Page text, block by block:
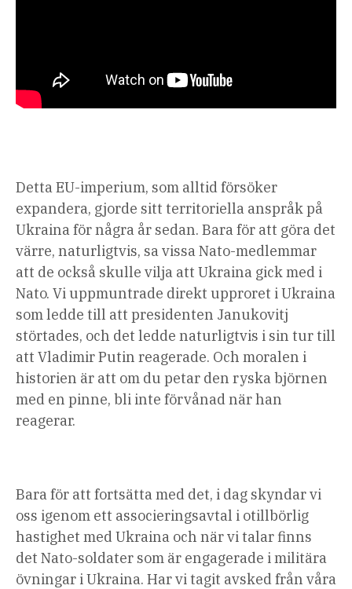
Detta EU-imperium, som alltid försöker
expandera, gjorde sitt territoriella anspråk på
Ukraina för några år sedan. Bara för att göra det
värre, naturligtvis, sa vissa Nato-medlemmar
att de också skulle vilja att Ukraina gick med i
Nato. Vi uppmuntrade direkt upproret i Ukraina
som ledde till att presidenten Janukovitj
störtades, och det ledde naturligtvis i sin tur till
att Vladimir Putin reagerade. Och moralen i
historien är att om du petar den ryska björnen
med en pinne, bli inte förvånad när han
reagerar.
Bara för att fortsätta med det, i dag skyndar vi
oss igenom ett associeringsavtal i otillbörlig
hastighet med Ukraina och när vi talar finns
det Nato-soldater som är engagerade i militära
övningar i Ukraina. Har vi tagit avsked från våra